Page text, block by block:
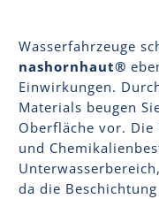
Wasserfahrzeuge
nashornhaut®
Einwirkungen.
Materials beugen
Oberfläche vor. Die
und
da die